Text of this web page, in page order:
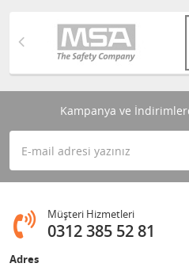
Kampanya ve
Müşteri Hizmetleri
0312 385 52 81
Adres